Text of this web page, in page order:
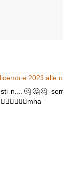
2023 alle
n....🤔🤔🤔